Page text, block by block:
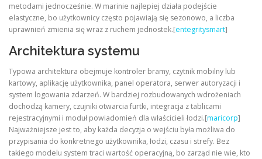
metodami jednocześnie. W marinie najlepiej działa podejście
elastyczne, bo użytkownicy często pojawiają się sezonowo, a liczba
uprawnień zmienia się wraz z ruchem jednostek.[entegritysmart]
Architektura systemu
Typowa architektura obejmuje kontroler bramy, czytnik mobilny lub
kartowy, aplikację użytkownika, panel operatora, serwer autoryzacji i
system logowania zdarzeń. W bardziej rozbudowanych wdrożeniach
dochodzą kamery, czujniki otwarcia furtki, integracja z tablicami
rejestracyjnymi i moduł powiadomień dla właścicieli łodzi.[maricorp]
Najważniejsze jest to, aby każda decyzja o wejściu była możliwa do
przypisania do konkretnego użytkownika, łodzi, czasu i strefy. Bez
takiego modelu system traci wartość operacyjną, bo zarząd nie wie, kto